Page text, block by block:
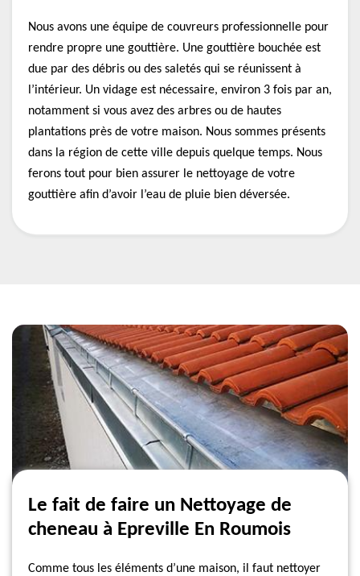
Nous avons une équipe de couvreurs professionnelle pour
rendre propre une gouttière. Une gouttière bouchée est
due par des débris ou des saletés qui se réunissent à
l’intérieur. Un vidage est nécessaire, environ 3 fois par an,
notamment si vous avez des arbres ou de hautes
plantations près de votre maison. Nous sommes présents
dans la région de cette ville depuis quelque temps. Nous
ferons tout pour bien assurer le nettoyage de votre
gouttière afin d’avoir l’eau de pluie bien déversée.
Le fait de faire un Nettoyage de
cheneau à Epreville En Roumois
Comme tous les éléments d’une maison, il faut nettoyer